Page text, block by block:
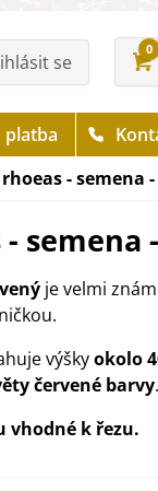
se
0
platba
- semena -
semena
je velmi
výškyokolo
červené barvy.
vhodné k řezu.